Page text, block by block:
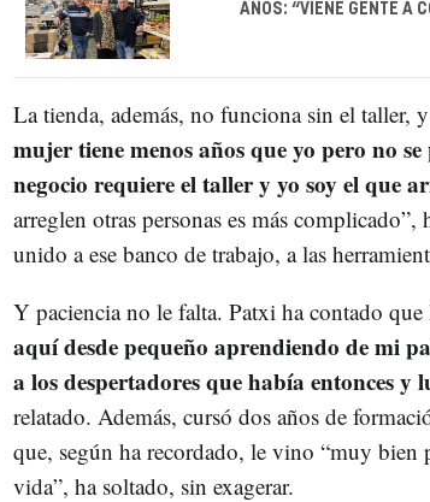
AÑOS: “VIENE GENTE A
La tienda, además, no funciona sin el taller,
mujer tiene menos años que yo pero no
negocio requiere el taller y yo soy el que
arreglen otras personas es más
unido a ese banco de trabajo, a las
Y paciencia no le falta. Patxi ha contado
aquí desde pequeño aprendiendo de mi
a los despertadores que había entonces y
relatado. Además, cursó dos años de
que, según ha recordado, le vino “muy bien
vida”, ha soltado, sin exagerar.